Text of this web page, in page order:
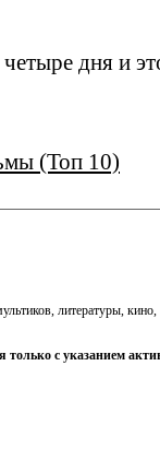
дня и
(Топ 10)
литературы,
только с указанием